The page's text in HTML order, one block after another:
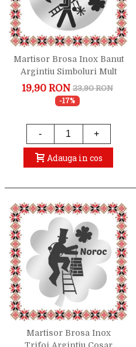
Martisor Brosa Inox Banut
Argintiu Simboluri Mult
Noroc
19,90 RON 23,90 RON
-17%
- +
Adauga in cos
Martisor Brosa Inox